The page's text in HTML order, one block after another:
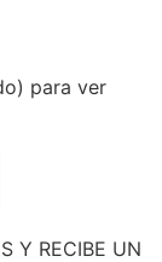
para ver
Y RECIBE UN